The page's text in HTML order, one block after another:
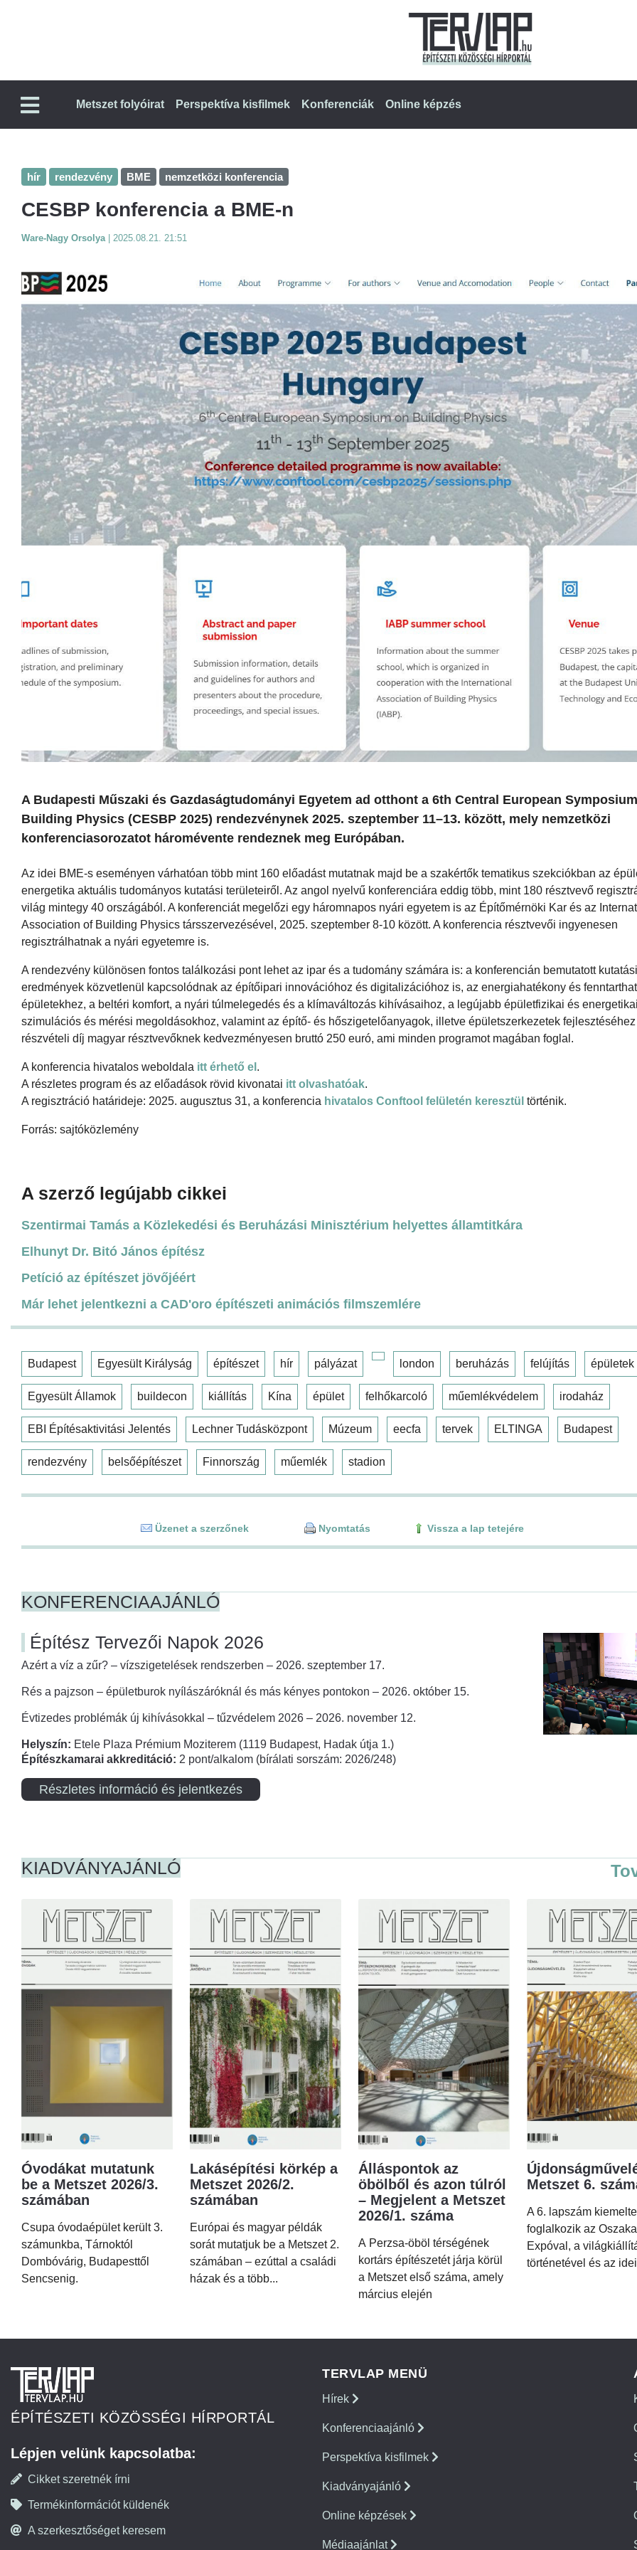
Metszet folyóirat Perspektíva kisfilmek Konferenciák Online képzés
hír rendezvény BME nemzetközi konferencia
CESBP konferencia a BME-n
Ware-Nagy Orsolya 2025.08.21. 21:51
A Budapesti Műszaki és Gazdaságtudományi Egyetem ad otthont a 6th Central European
Building Physics (CESBP 2025) rendezvénynek 2025. szeptember 11–13. között, mely nemzetközi
konferenciasorozatot háromévente rendeznek meg Európában.
Az idei BME-s eseményen várhatóan több mint 160 előadást mutatnak majd be a szakértők tematikus szekciókban az
energetika aktuális tudományos kutatási területeiről. Az angol nyelvű konferenciára eddig több, mint 180 résztvevő
világ mintegy 40 országából. A konferenciát megelőzi egy háromnapos nyári egyetem is az Építőmérnöki Kar és az
Association of Building Physics társszervezésével, 2025. szeptember 8-10 között. A konferencia résztvevői ingyenesen
regisztrálhatnak a nyári egyetemre is.
A rendezvény különösen fontos találkozási pont lehet az ipar és a tudomány számára is: a konferencián bemutatott kutatási
eredmények közvetlenül kapcsolódnak az építőipari innovációhoz és digitalizációhoz is, az energiahatékony és
épületekhez, a beltéri komfort, a nyári túlmelegedés és a klímaváltozás kihívásaihoz, a legújabb épületfizikai és
szimulációs és mérési megoldásokhoz, valamint az építő- és hőszigetelőanyagok, illetve épületszerkezetek fejlesztéséhez
részvételi díj magyar résztvevőknek kedvezményesen bruttó 250 euró, ami minden programot magában foglal.
A konferencia hivatalos weboldala itt érhető el .
A részletes program és az előadások rövid kivonatai itt olvashatóak.
A regisztráció határideje: 2025. augusztus 31, a konferencia hivatalos Conftool felületén keresztül történik.
Forrás: sajtóközlemény
A szerző legújabb cikkei
Szentirmai Tamás a Közlekedési és Beruházási Minisztérium helyettes államtitkára
Elhunyt Dr. Bitó János építész
Petíció az építészet jövőjéért
Már lehet jelentkezni a CAD'oro építészeti animációs filmszemlére
Budapest Egyesült Királyság építészet hír pályázat london beruházás felújítás épületek
Egyesült Államok buildecon kiállítás Kína épület felhőkarcoló műemlékvédelem irodaház
EBI Építésaktivitási Jelentés Lechner Tudásközpont Múzeum eecfa tervek ELTINGA Budapest
rendezvény belsőépítészet Finnország műemlék stadion
Üzenet a szerzőnek Nyomtatás Vissza a lap tetejére
KONFERENCIAAJÁNLÓ
Építész Tervezői Napok 2026
Azért a víz a zűr? – vízszigetelések rendszerben – 2026. szeptember 17.
Rés a pajzson – épületburok nyílászáróknál és más kényes pontokon – 2026. október 15.
Évtizedes problémák új kihívásokkal – tűzvédelem 2026 – 2026. november 12.
Helyszín: Etele Plaza Prémium Moziterem (1119 Budapest, Hadak útja 1.)
Építészkamarai akkreditáció: 2 pont/alkalom (bírálati sorszám: 2026/248)
Részletes információ és jelentkezés
KIADVÁNYAJÁNLÓ
Óvodákat mutatunk
be a Metszet 2026/3.
számában
Csupa óvodaépület került 3.
számunkba, Tárnoktól
Dombóvárig, Budapesttől
Sencsenig.
Lakásépítési körkép a
Metszet 2026/2.
számában
Európai és magyar példák
sorát mutatjuk be a Metszet 2.
számában – ezúttal a családi
házak és a több...
Álláspontok az
öbölből és azon túlról
– Megjelent a Metszet
2026/1. száma
A Perzsa-öböl térségének
kortárs építészetét járja körül
a Metszet első száma, amely
március elején
Metszet 6.
A 6. lapszám
foglalkozik az
Expóval, a
történetével és az
ÉPÍTÉSZETI KÖZÖSSÉGI HÍRPORTÁL
Lépjen velünk kapcsolatba:
Cikket szeretnék írni
Termékinformációt küldenék
A szerkesztőséget keresem
TERVLAP MENÜ
Hírek
Konferenciaajánló
Perspektíva kisfilmek
Kiadványajánló
Online képzések
Médiaajánlat